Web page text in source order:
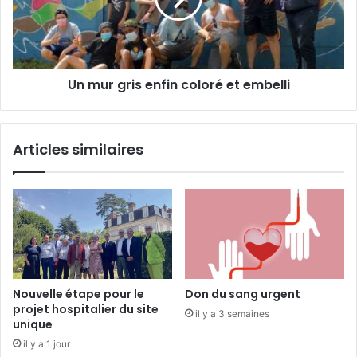
o
u
v
e
l
é
e
R
o
n
a
r
g
r
i
s
n
l
o
r
é
e
e
m
e
Un mur gris enfin coloré et embelli
Articles similaires
Nouvelle étape pour le
projet hospitalier du site
unique
il y a 1 jour
Don du sang urgent
il y a 3 semaines